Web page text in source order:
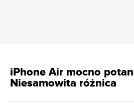
iPhone Air mocno
Niesamowita różnica